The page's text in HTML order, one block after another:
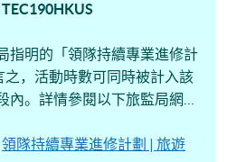
指明的「領隊持續專業進修計
，活動時數可同時被計入該
內。詳情參閱以下旅監局網
領隊持續專業進修計劃 | 旅遊